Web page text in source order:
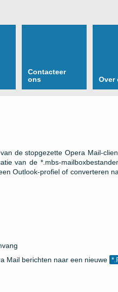
Contacteer
ons
Over
de stopgezette Opera Mail-
van de *.mbs-
Outlook-profiel of converteren
Mailberichten naar een nieuwe